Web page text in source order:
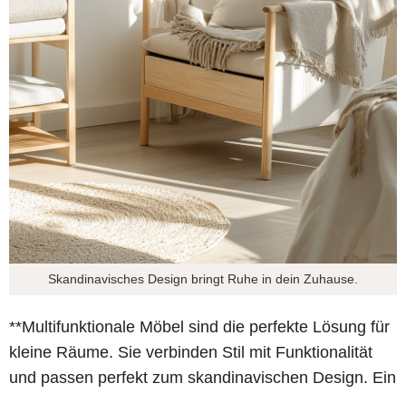
Skandinavisches Design bringt Ruhe in dein Zuhause.
**Multifunktionale Möbel sind die perfekte Lösung für
kleine Räume. Sie verbinden Stil mit Funktionalität
und passen perfekt zum skandinavischen Design. Ein